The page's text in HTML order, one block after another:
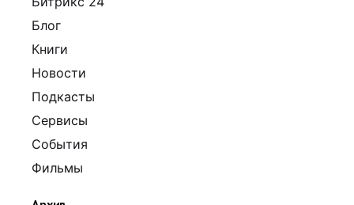
Блог
Книги
Новости
Подкасты
Сервисы
События
Фильмы